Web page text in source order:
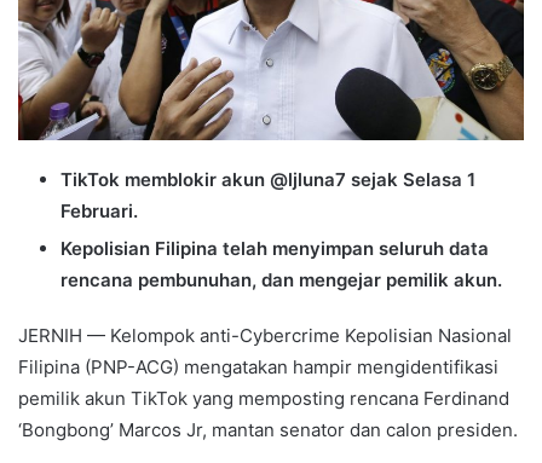
TikTok memblokir akun @ljluna7 sejak Selasa 1
Februari.
Kepolisian Filipina telah menyimpan seluruh data
rencana pembunuhan, dan mengejar pemilik akun.
JERNIH — Kelompok anti-Cybercrime Kepolisian Nasional
Filipina (PNP-ACG) mengatakan hampir mengidentifikasi
pemilik akun TikTok yang memposting rencana Ferdinand
‘Bongbong’ Marcos Jr, mantan senator dan calon presiden.